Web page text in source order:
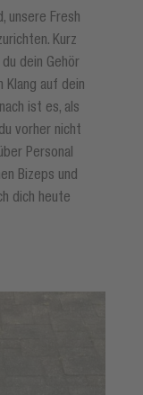
unsere Fresh
Kurz
dein Gehör
Klang auf dein
ist es, als
vorher nicht
Personal
Bizeps und
dich heute